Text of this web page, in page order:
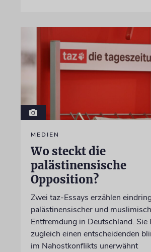
MEDIEN
Wo steckt die
palästinensische
Opposition?
Zwei taz-Essays erzählen
palästinensischer und
Entfremdung in Deutschland. Sie
zugleich einen entscheidenden
im Nahostkonflikts unerwähnt